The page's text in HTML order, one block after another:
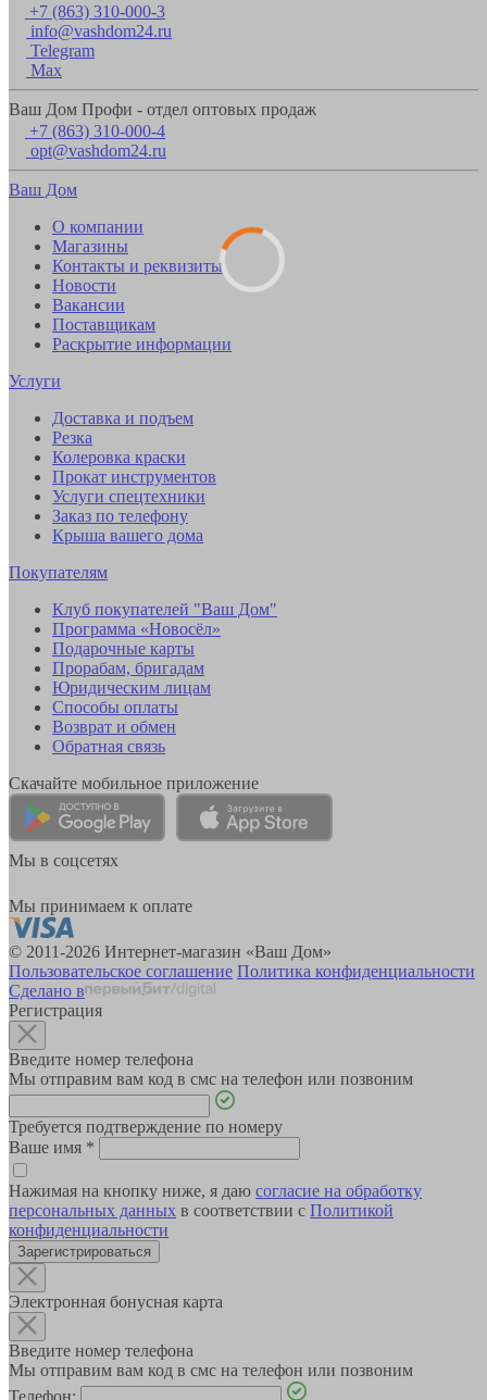
+7 (863) 310-000-3
info@vashdom24.ru
Telegram
Max
Ваш Дом Профи - отдел оптовых продаж
+7 (863) 310-000-4
opt@vashdom24.ru
Ваш Дом
О компании
Магазины
Контакты и реквизиты
Новости
Вакансии
Поставщикам
Раскрытие информации
Услуги
Доставка и подъем
Резка
Колеровка краски
Прокат инструментов
Услуги спецтехники
Заказ по телефону
Крыша вашего дома
Покупателям
Клуб покупателей "Ваш Дом"
Программа «Новосёл»
Подарочные карты
Прорабам, бригадам
Юридическим лицам
Способы оплаты
Возврат и обмен
Обратная связь
Скачайте мобильное приложение
Мы в соцсетях
Мы принимаем к оплате
© 2011-2026 Интернет-магазин «Ваш Дом»
Пользовательское соглашение Политика конфиденциальности
Сделано в
Регистрация
Введите номер телефона
Мы отправим вам код в смс на телефон или позвоним
Требуется подтверждение по номеру
Ваше имя *
Нажимая на кнопку ниже, я даю согласие на обработку
персональных данных в соответствии с Политикой
конфиденциальности
Зарегистрироваться
Электронная бонусная карта
Введите номер телефона
Мы отправим вам код в смс на телефон или позвоним